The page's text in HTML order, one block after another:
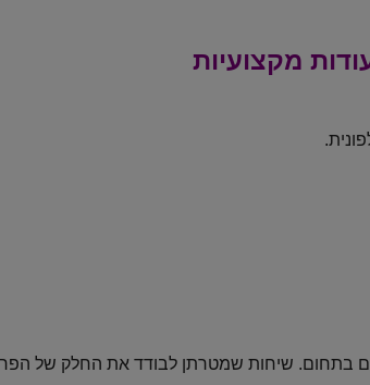
מקצועיות
בתחום. שיחות שמטרתן לבודד את החלק של